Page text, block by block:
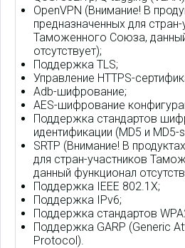
OpenVPN (Внимание! В
предназначенных для стран-
Таможенного Союза,
отсутствует);
Поддержка TLS;
Управление HTTPS-
Adb-шифрование;
AES-шифрование
Поддержка стандартов
идентификации (MD5 и MD5-
SRTP (Внимание! В
для стран-участников
данный функционал
Поддержка IEEE 802.1X;
Поддержка IPv6;
Поддержка стандартов
Поддержка GARP (Generic
Protocol).